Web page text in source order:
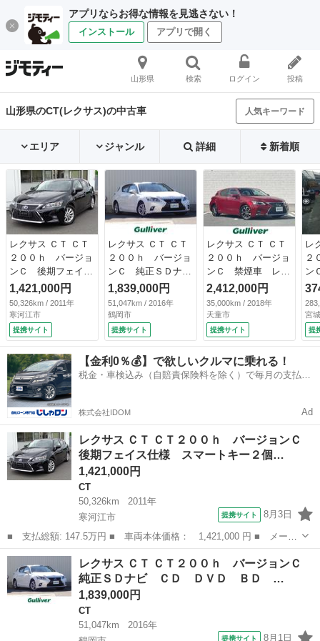
アプリならお得な情報を見逃さない！
インストール アプリで開く
山形県 検索 ログイン 投稿
山形県のCT(レクサス)の中古車 人気キーワード
エリア ジャンル 詳細 新着順
レクサス ＣＴ ＣＴ
２００ｈ バージョ
ンＣ 後期フェイス
仕様 スマートキー
２個 カードキー
純正ナビ フルセグ
ＴＶ Ｂｌｕｅｔｏ
ｏｔｈ Ｂカメラ
ＥＴＣ ＬＥＤフ
ォグ ダンロップ／
シンクロウェザー／
タイヤ 全国対応故
障保証付１年間・距
離無制限 （検10.5）
1,421,000円
50,326km / 2011年
寒河江市
提携サイト
レクサス ＣＴ ＣＴ
２００ｈ バージョ
ンＣ 純正ＳＤナ
ビ ＣＤ ＤＶＤ
ＢＤ ＢＴ フルセ
グ ＭＳＶ ＵＳ
Ｂ ＡＵＸ バック
カメラ クルコン
ＬＥＤオートライ
ト シートヒータ
ー 純正アルミ ド
グスイッチ スマー
（車検整備付）
1,839,000円
51,047km / 2016年
鶴岡市
提携サイト
レクサス ＣＴ ＣＴ
２００ｈ バージョ
ンＣ 禁煙車 レク
サスセーフティシス
テム レーダークル
ーズコントロール
クリアランスソナ
ー 純正ナビ バッ
クカメラ フルセ
グ ハーフレザーシ
ート シートヒータ
9.3）
2,412,000円
35,000km / 2018年
天童市
提携サイト
レ
２
ン
ド
Ｔ
フ
換
付
宮
提
【金利0％💰】で欲しいクルマに乗れる！
税金・車検込み（自賠責保険料を除く）で毎月の支払額
株式会社IDOM Ad
レクサス ＣＴ ＣＴ２００ｈ バージョンＣ
後期フェイス仕様 スマートキー２個…
1,421,000円
CT
50,326km
2011年
寒河江市
提携サイト 8月3日
■ 支払総額: 147.5万円 ■ 車両本体価格： 1,421,000 円 ■ メーカ
ー名： レクサス ■ 車種名： ＣＴ ■ グレード名： ＣＴ２００
ｈ バージョンＣ 後期フェイス仕様 スマートキー２個 カードキ
ー 純正...
山形 寒河江市
レクサス ＣＴ ＣＴ２００ｈ バージョンＣ
純正ＳＤナビ ＣＤ ＤＶＤ ＢＤ …
1,839,000円
CT
51,047km
2016年
提携サイト 8月1日